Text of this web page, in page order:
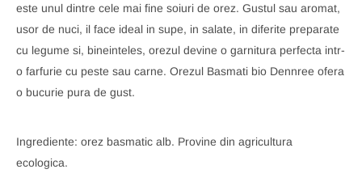
este unul dintre cele mai fine soiuri de orez. Gustul sau aromat,
usor de nuci, il face ideal in supe, in salate, in diferite preparate
cu legume si, bineinteles, orezul devine o garnitura perfecta intr-
o farfurie cu peste sau carne. Orezul Basmati bio Dennree ofera
o bucurie pura de gust.
Ingrediente: orez basmatic alb. Provine din agricultura
ecologica.